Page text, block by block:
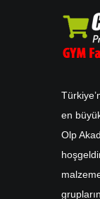
en
Olp